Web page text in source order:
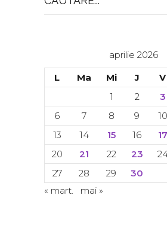
for:
aprilie 2026
L
Ma Mi J V
1
2 3
6
7 8 9 10
13
14 15 16 17
20
21 22 23
27
28 29
30
« mart.
mai »